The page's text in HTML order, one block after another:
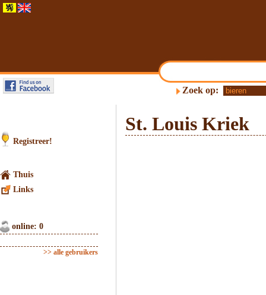
Zoek op:
Registreer!
Thuis
Links
online: 0
>> alle gebruikers
St. Louis Kriek